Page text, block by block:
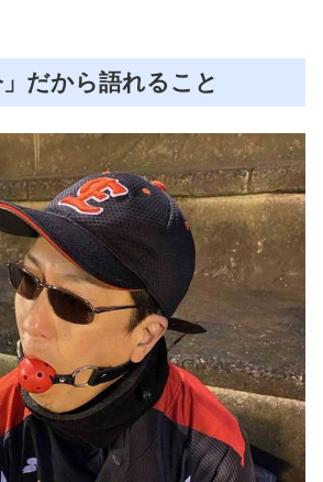
だから語れること